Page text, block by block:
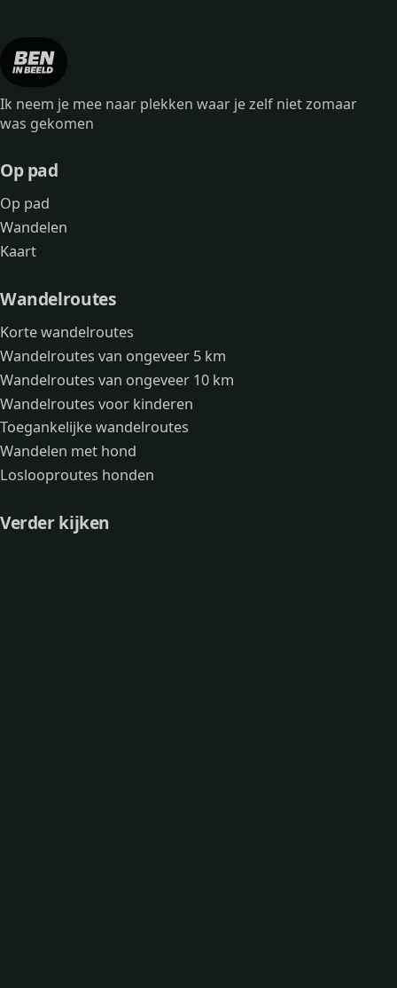
Ik neem je mee naar plekken waar je zelf niet zomaar
was gekomen
Op pad
Op pad
Wandelen
Kaart
Wandelroutes
Korte wandelroutes
Wandelroutes van ongeveer 5 km
Wandelroutes van ongeveer 10 km
Wandelroutes voor kinderen
Toegankelijke wandelroutes
Wandelen met hond
Loslooproutes honden
Verder kijken